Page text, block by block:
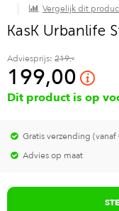
Vergelijk dit
KasK Urbanlife
Adviesprijs: 219,-
199,00
Dit product is op
Gratis verzending (vanaf
Advies op maat